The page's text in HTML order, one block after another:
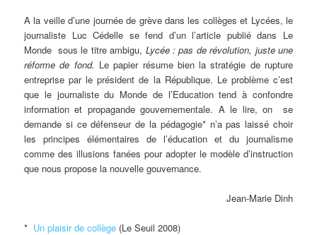
Ala veille d’une journée de grève dans les collèges et Lycées, le
journaliste Luc Cédelle se fend d’un l’article publié dans Le
Monde sous le titre ambigu, Lycée : pas de révolution, juste une
réforme de fond. Le papier résume bien la stratégie de rupture
entreprise par le président de la République. Le problème c’est
que le journaliste du Monde de l’Education tend à confondre
information et propagande gouvernementale. A le lire, on se
demande si ce défenseur de la pédagogie* n’a pas laissé choir
les principes élémentaires de l’éducation et du journalisme
comme des illusions fanées pour adopter le modèle d’instruction
que nous propose la nouvelle gouvernance.
Jean-Marie Dinh
* Un plaisir de collège (Le Seuil 2008)